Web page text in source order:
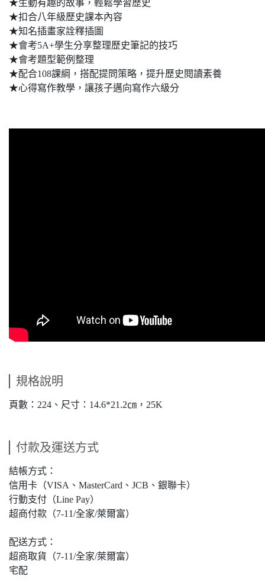
★生動有趣的故事，輕鬆學習歷史
★扣合八年級歷史課本內容
★知名插畫家詮釋插圖
★會考5A+學生分享整理歷史筆記的技巧
★會考題型範例整理
★配合108課綱，搭配提問策略，提升歷史閱讀素養
★心得寫作教學，讓孩子邁向寫作六級分
規格說明
頁數：224、尺寸：14.6*21.2㎝，25K
付款及運送方式
結帳方式：
信用卡（VISA、MasterCard、JCB、銀聯卡）
行動支付（Line Pay）
超商付款（7-11/全家/萊爾富）
配送方式：
超商取貨（7-11/全家/萊爾富）
宅配